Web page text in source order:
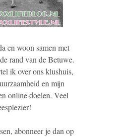
en woon samen met
rand van de Betuwe.
ik over ons klushuis,
en mijn
online doelen. Veel
abonneer je dan op